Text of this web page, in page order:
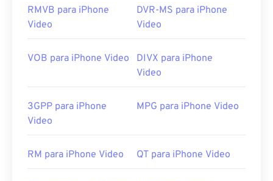
RMVB para iPhone
Video
DVR-MS para iPhone
Video
VOB para iPhone Video
DIVX para iPhone
Video
3GPP para iPhone
Video
MPG para iPhone Video
RM para iPhone Video QT para iPhone Video